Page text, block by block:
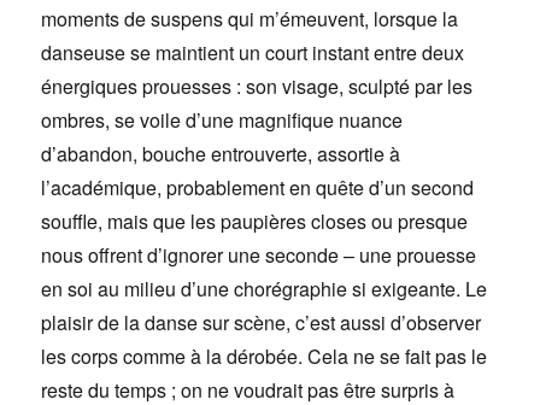
moments de suspens qui m’émeuvent, lorsque la
danseuse se maintient un court instant entre deux
énergiques prouesses : son visage, sculpté par les
ombres, se voile d’une magnifique nuance
d’abandon, bouche entrouverte, assortie à
l’académique, probablement en quête d’un second
souffle, mais que les paupières closes ou presque
nous offrent d’ignorer une seconde – une prouesse
en soi au milieu d’une chorégraphie si exigeante. Le
plaisir de la danse sur scène, c’est aussi d’observer
les corps comme à la dérobée. Cela ne se fait pas le
reste du temps ; on ne voudrait pas être surpris à